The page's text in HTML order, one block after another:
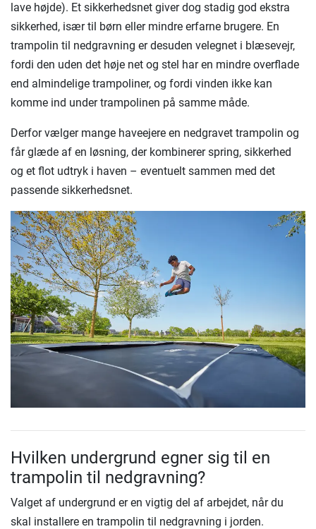
lave højde). Et sikkerhedsnet giver dog stadig god ekstra
sikkerhed, især til børn eller mindre erfarne brugere. En
trampolin til nedgravning er desuden velegnet i blæsevejr,
fordi den uden det høje net og stel har en mindre overflade
end almindelige trampoliner, og fordi vinden ikke kan
komme ind under trampolinen på samme måde.
Derfor vælger mange haveejere en nedgravet trampolin og
får glæde af en løsning, der kombinerer spring, sikkerhed
og et flot udtryk i haven – eventuelt sammen med det
passende sikkerhedsnet.
Hvilken undergrund egner sig til en
trampolin til nedgravning?
Valget af undergrund er en vigtig del af arbejdet, når du
skal installere en trampolin til nedgravning i jorden.